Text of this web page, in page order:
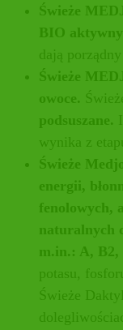
Świeże
BIO
dają
Świeże
owoce.
podsuszane.
wynika z
Świeże
energii,
fenolowych,
naturalnych
m.in.: A, B2,
potasu,
Świeże